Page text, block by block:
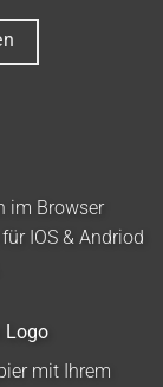
im Browser
IOS & Andriod
Logo
mit Ihrem